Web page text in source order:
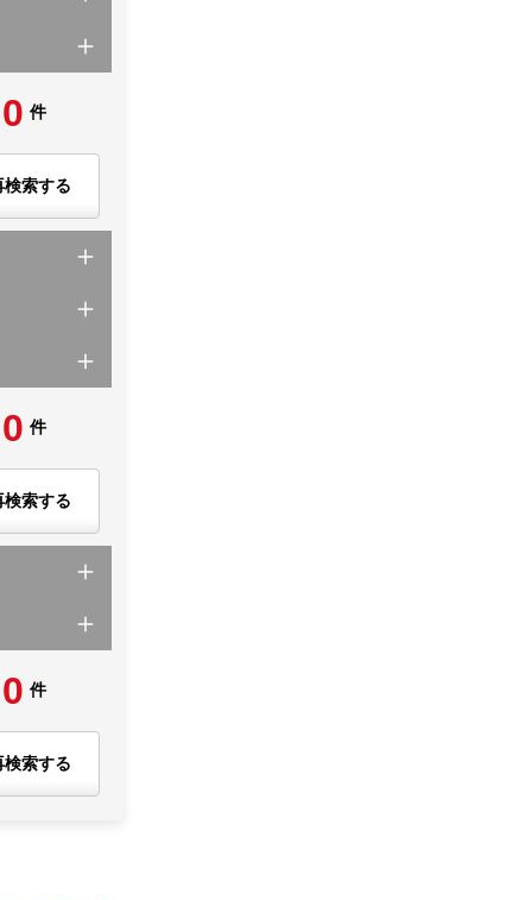
0 件
検索する
0 件
検索する
0 件
検索する